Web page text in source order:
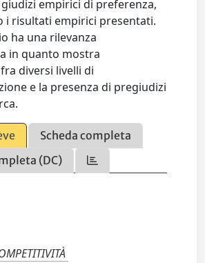
empirici di preferenza,
i risultati empirici presentati.
ha una rilevanza
in quanto mostra
diversi livelli di
e la presenza di pregiudizi
Scheda completa
(DC)